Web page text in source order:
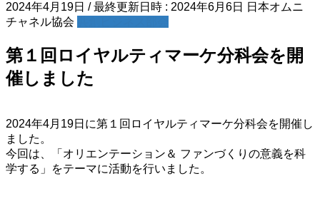
2024年4月19日 / 最終更新日時 : 2024年6月6日
日本オムニ
チャネル協会
第１回ロイヤルティマーケ分科会を開
催しました
2024年4月19日に第１回ロイヤルティマーケ分科会を開催し
ました。
今回は、「オリエンテーション＆ ファンづくりの意義を科
学する」をテーマに活動を行いました。